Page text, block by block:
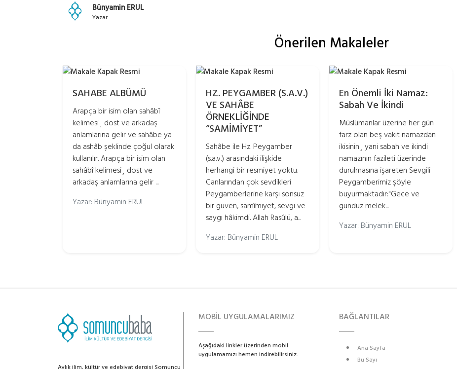
Bünyamin ERUL
Yazar
Önerilen Makaleler
SAHABE ALBÜMÜ
Arapça bir isim olan sahâbî
kelimesi¸ dost ve arkadaş
anlamlarına gelir ve sahâbe ya
da ashâb şeklinde çoğul olarak
kullanılır. Arapça bir isim olan
sahâbî kelimesi¸ dost ve
arkadaş anlamlarına gelir ...
Yazar: Bünyamin ERUL
HZ. PEYGAMBER (S.A.V.)
VE SAHÂBE
ÖRNEKLİĞİNDE
“SAMİMİYET”
Sahâbe ile Hz. Peygamber
(s.a.v.) arasındaki ilişkide
herhangi bir resmiyet yoktu.
Canlarından çok sevdikleri
Peygamberlerine karşı sonsuz
bir güven, samîmiyet, sevgi ve
saygı hâkimdi. Allah Rasûlü, a...
Yazar: Bünyamin ERUL
En Önemli İki Namaz:
Sabah Ve İkindi
Müslümanlar üzerine her gün
farz olan beş vakit namazdan
ikisinin¸ yani sabah ve ikindi
namazının fazileti üzerinde
durulmasına işareten Sevgili
Peygamberimiz şöyle
buyurmaktadır:"Gece ve
gündüz melek...
Yazar: Bünyamin ERUL
Aylık ilim, kültür ve edebiyat dergisi Somuncu
MOBİL UYGULAMALARIMIZ
Aşağıdaki linkler üzerinden mobil
uygulamamızı hemen indirebilirsiniz.
BAĞLANTILAR
Ana Sayfa
Bu Sayı